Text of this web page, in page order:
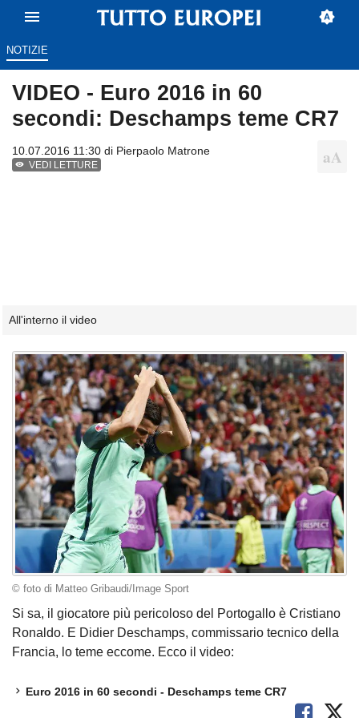
NOTIZIE
VIDEO - Euro 2016 in 60
secondi: Deschamps teme CR7
10.07.2016 11:30 di Pierpaolo Matrone
VEDI LETTURE
All'interno il video
© foto di Matteo Gribaudi/Image Sport
Si sa, il giocatore più pericoloso del Portogallo è Cristiano
Ronaldo. E Didier Deschamps, commissario tecnico della
Francia, lo teme eccome. Ecco il video:
Euro 2016 in 60 secondi - Deschamps teme CR7